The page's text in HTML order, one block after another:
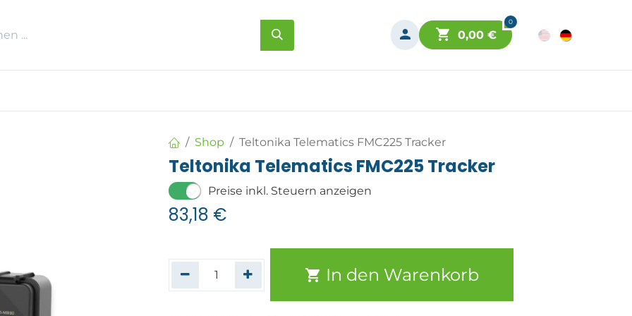
0
0,00€
Shop Teltonika Telematics FMC225 Tracker
Teltonika Telematics FMC225 Tracker
Preise inkl. Steuern anzeigen
83,18 €
In den Warenkorb